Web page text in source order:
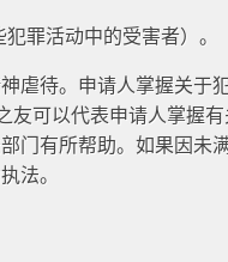
罪活动中的受害者）。
虐待。申请人掌握关于
友可以代表申请人掌握
门有所帮助。如果因未
法。